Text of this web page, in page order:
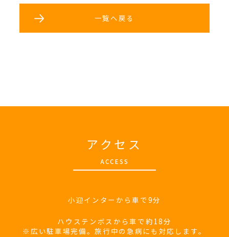
一覧へ戻る
アクセス
ACCESS
小迎インターから車で9分
ハウステンボスから車で約18分
※広い駐車場完備。旅行中の急病にも対応します。